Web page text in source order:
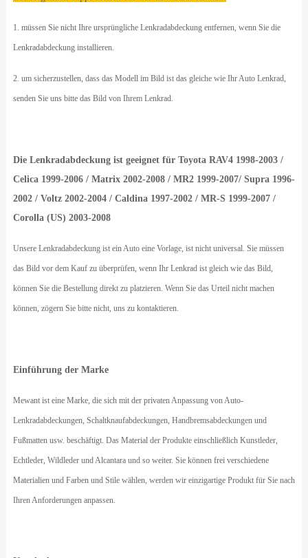
1. müssen Sie nicht Ihre ursprüngliche Lenkradabdeckung entfernen, wenn Sie die
Lenkradabdeckung installieren.
2. um sicherzustellen, dass das Modell im Bild ist das gleiche wie Ihr Auto Lenkrad,
senden Sie uns bitte das Bild von Ihrem Lenkrad.
Die Lenkradabdeckung ist geeignet für Toyota RAV4 1998-2003 /
Celica 1999-2006 / Matrix 2002-2008 / MR2 1999-2007/ Supra 1996-
2002 / Voltz 2002-2004 / Caldina 1997-2002 / MR-S 1999-2007 /
Corolla (US) 2003-2008
Unsere Lenkradabdeckung ist ein Auto eine Vorlage, ist nicht universal. Sie müssen
das Bild vor dem Kauf zu überprüfen, wenn Ihr Lenkrad ist gleich wie das Bild,
können Sie die Bestellung direkt zu platzieren. Wenn Sie das Urteil nicht machen
können, zögern Sie bitte nicht, uns zu kontaktieren.
Einführung der Marke
Mewant ist eine Marke, die sich mit der privaten Anpassung von Auto-
Lenkradabdeckungen, Schaltknaufabdeckungen, Handbremsabdeckungen und
Fußmatten usw. beschäftigt. Das Material der Produkte einschließlich Kunstleder,
Echtleder, Wildleder und Alcantara und so weiter. Sie können frei verschiedene
Materialien und Farben und Stile wählen, werden wir einzigartige Produkt für Sie nach
Ihren Anforderungen anpassen.